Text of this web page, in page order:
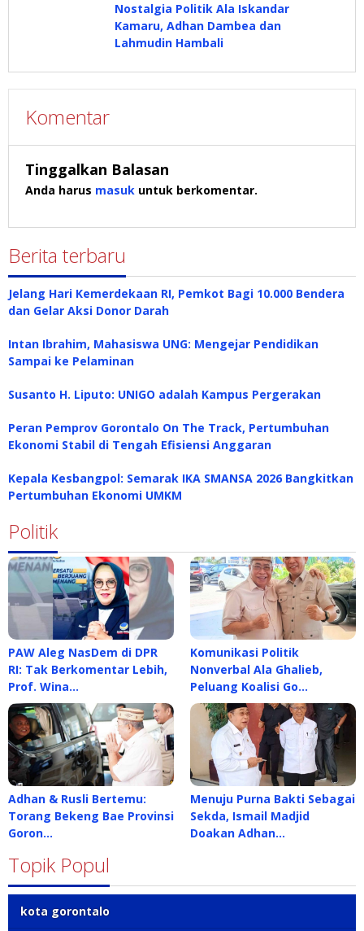
Nostalgia Politik Ala Iskandar
Kamaru, Adhan Dambea dan
Lahmudin Hambali
Komentar
Tinggalkan Balasan
Anda harus masuk untuk berkomentar.
Berita terbaru
Jelang Hari Kemerdekaan RI, Pemkot Bagi 10.000 Bendera
dan Gelar Aksi Donor Darah
Intan Ibrahim, Mahasiswa UNG: Mengejar Pendidikan
Sampai ke Pelaminan
Susanto H. Liputo: UNIGO adalah Kampus Pergerakan
Peran Pemprov Gorontalo On The Track, Pertumbuhan
Ekonomi Stabil di Tengah Efisiensi Anggaran
Kepala Kesbangpol: Semarak IKA SMANSA 2026 Bangkitkan
Pertumbuhan Ekonomi UMKM
Politik
PAW Aleg NasDem di DPR
RI: Tak Berkomentar Lebih,
Prof. Wina…
Komunikasi Politik
Nonverbal Ala Ghalieb,
Peluang Koalisi Go…
Adhan & Rusli Bertemu:
Torang Bekeng Bae Provinsi
Goron…
Menuju Purna Bakti Sebagai
Sekda, Ismail Madjid
Doakan Adhan…
Topik Popul
kota gorontalo